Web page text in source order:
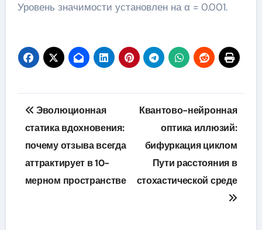
Уровень значимости установлен на α = 0.001.
Навигация
по
записям
Эволюционная
статика вдохновения:
почему отзыва всегда
аттрактирует в 10-
мерном пространстве
Квантово-нейронная
оптика иллюзий:
бифуркация циклом
Пути расстояния в
стохастической среде